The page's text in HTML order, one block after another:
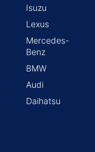
Isuzu
Lexus
Mercedes-
Benz
BMW
Audi
Daihatsu